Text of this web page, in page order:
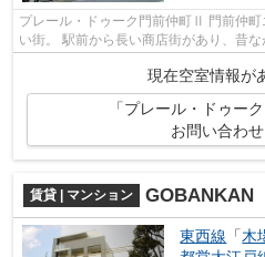
プレール・ドゥーク門前仲町Ⅱ 門前仲町エリアは下町風情が残る利便性の高
い街。 駅前から長い商店街があり、昔ながらの商店が並んでいます。 駅周辺
には幅広いジャンルの飲食店があ...
現在空室情報が
「プレール・ドゥー
お問い合わ
賃貸 | マンション GOBANKAN
東西線 「木